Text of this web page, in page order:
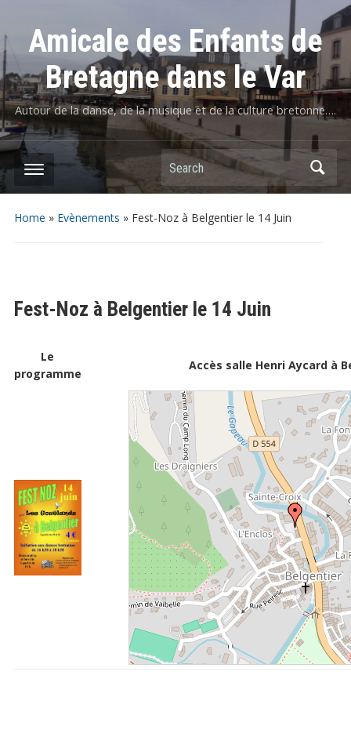
Amicale des Enfants de
Bretagne dans le Var
Autour de la danse, de la musique et de la culture bretonne….
Home » Evènements » Fest-Noz à Belgentier le 14 Juin
Fest-Noz à Belgentier le 14 Juin
Le
programme
Accès salle Henri Aycard à